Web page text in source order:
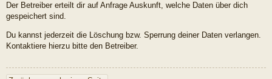
Der Betreiber erteilt dir auf Anfrage Auskunft, welche Daten über dich
gespeichert sind.
Du kannst jederzeit die Löschung bzw. Sperrung deiner Daten verlangen.
Kontaktiere hierzu bitte den Betreiber.